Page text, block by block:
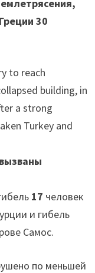
30
17 человек
и гибель
Самос.
по меньшей